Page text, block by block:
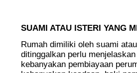
SUAMI ATAU ISTERI YANG
Rumah dimiliki oleh suami
ditinggalkan perlu
kebanyakan pembiayaan